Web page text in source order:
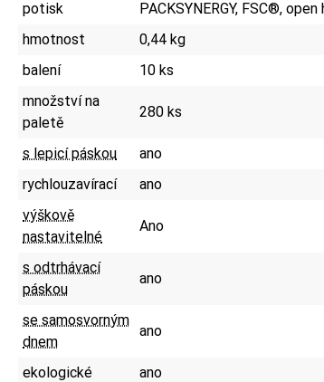
potisk
PACKSYNERGY, FSC®, open
hmotnost
0,44 kg
balení
10 ks
množství na
paletě
280 ks
s lepicí páskou
ano
rychlouzavírací
ano
výškově
nastavitelné
Ano
s odtrhávací
páskou
ano
se samosvorným
dnem
ano
ekologické
ano